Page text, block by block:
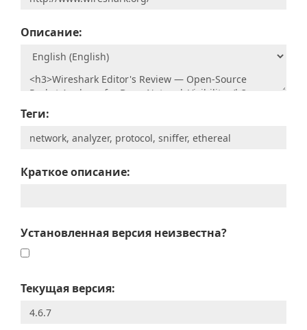
Описание:
Теги:
Краткое описание:
Установленная версия неизвестна?
Текущая версия: